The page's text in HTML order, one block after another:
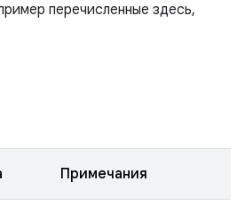
перечисленные здесь,
Примечания